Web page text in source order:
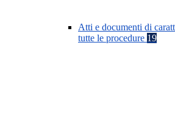
Atti e documenti di
tutte le procedure 19